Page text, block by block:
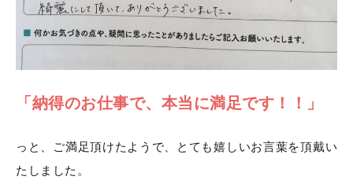
「納得のお仕事で、本当に満足です！！」
っと、ご満足頂けたようで、とても嬉しいお言葉を頂戴い
たしました。